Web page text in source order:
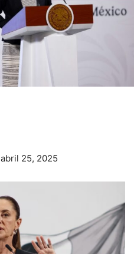
abril 25, 2025